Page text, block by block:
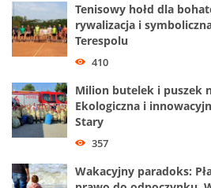
Tenisowy hołd dla
rywalizacja i
Terespolu
410
Milion butelek i puszek
Ekologiczna i
Stary
357
Wakacyjny paradoks: